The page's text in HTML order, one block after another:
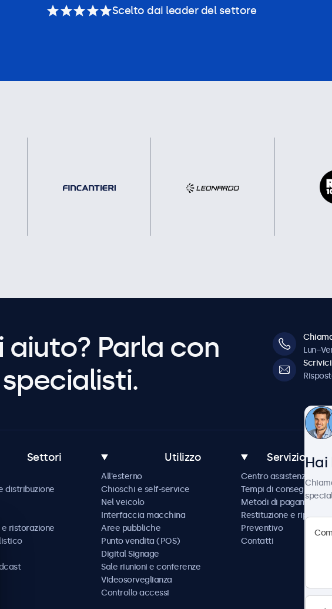
Scelto dai leader del settore
aiuto? Parla con
Settori
distribuzione
e ristorazione
Utilizzo
All'esterno
Chioschi e self-service
Nel veicolo
Interfaccia macchina
Aree pubbliche
Punto vendita (POS)
Digital Signage
Sale riunioni e conferenze
Videosorveglianza
Controllo accessi
Servizio
Centro assistenza
Tempi di consegna
Metodi di pagamento
Restituzione e
Preventivo
Contatti
Hai